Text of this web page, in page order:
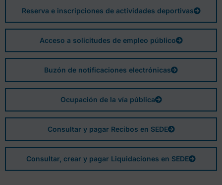
Reserva e inscripciones de actividades deportivas
Acceso a solicitudes de empleo público
Buzón de notificaciones electrónicas
Ocupación de la vía pública
Consultar y pagar Recibos en SEDE
Consultar, crear y pagar Liquidaciones en SEDE